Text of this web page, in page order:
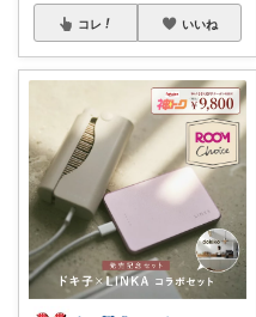
コレ いいね